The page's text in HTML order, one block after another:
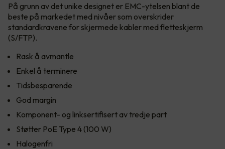
På grunn av det unike designet er EMC-ytelsen blant de
beste på markedet med nivåer som overskrider
standardkravene for skjermede kabler med fletteskjerm
(S/FTP).
Rask å avmantle
Enkel å terminere
Tidsbesparende
God margin
Komponent- og linksertifisert av tredje part
Støtter PoE Type 4 (100 W)
Halogenfri